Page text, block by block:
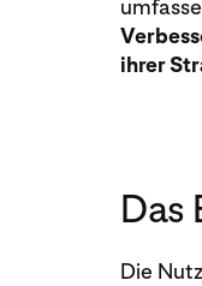
ihrer
Das
Die